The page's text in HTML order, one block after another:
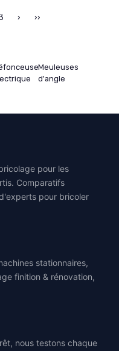
› ››
Meuleuses
d'angle
pour les
Comparatifs
pour bricoler
stationnaires,
finition & rénovation,
nous testons chaque